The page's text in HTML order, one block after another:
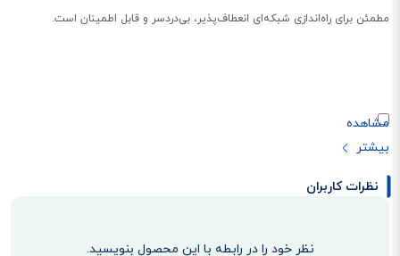
مطمئن برای راه‌اندازی شبکه‌ای انعطاف‌پذیر، بی‌دردسر و قابل اطمینان است.
نظرات کاربران
نظر خود را در رابطه با این محصول بنویسید.